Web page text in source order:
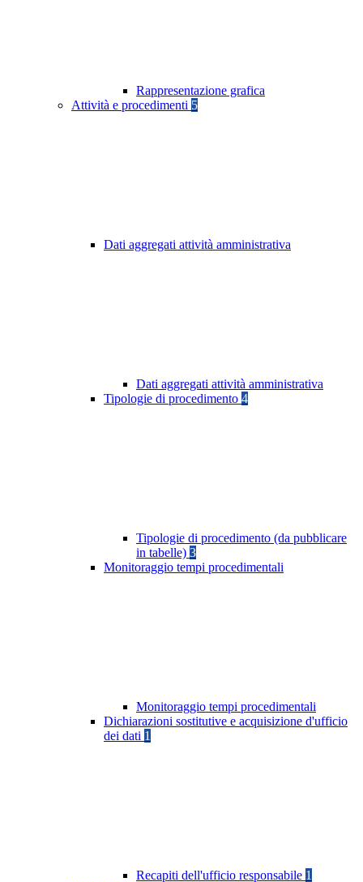
Rappresentazione grafica
Attività e procedimenti 5
Dati aggregati attività amministrativa
Dati aggregati attività amministrativa
Tipologie di procedimento 4
Tipologie di procedimento (da pubblicare
in tabelle) 3
Monitoraggio tempi procedimentali
Monitoraggio tempi procedimentali
Dichiarazioni sostitutive e acquisizione d'ufficio
dei dati 1
Recapiti dell'ufficio responsabile 1